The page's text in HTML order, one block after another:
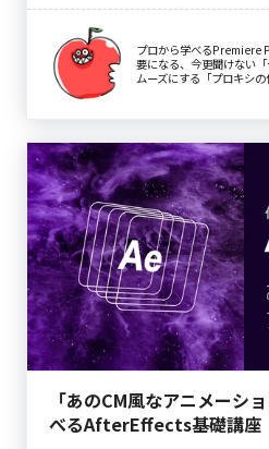
プロから学べるPremiere
要になる、今更聞けない
ムーズにする「プロキシ
「あのCM風なアニメーシ
べるAfterEffects基礎講座